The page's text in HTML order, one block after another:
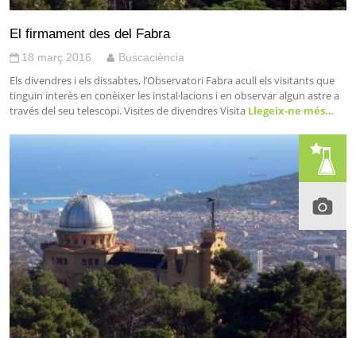
El firmament des del Fabra
18 març 2016 Buscaciència
Els divendres i els dissabtes, l’Observatori Fabra acull els visitants que
tinguin interès en conèixer les instal·lacions i en observar algun astre a
través del seu telescopi. Visites de divendres Visita Llegeix-ne més…